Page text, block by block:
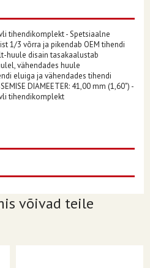
tihendikomplekt - Spetsiaalne
1/3 võrra ja pikendab OEM tihendi
huule disain tasakaalustab
vähendades huule
eluiga ja vähendades tihendi
DIAMEETER: 41,00 mm (1,60") -
tihendikomplekt
võivad teile